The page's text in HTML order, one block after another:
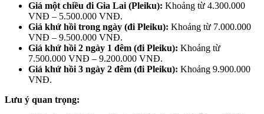
Giá một chiều đi Gia Lai (Pleiku): Khoảng từ 4.300.000
VNĐ – 5.500.000 VNĐ.
Giá khứ hồi trong ngày (đi Pleiku): Khoảng từ 7.000.000
VNĐ – 9.500.000 VNĐ.
Giá khứ hồi 2 ngày 1 đêm (đi Pleiku): Khoảng từ
7.500.000 VNĐ – 9.200.000 VNĐ.
Giá khứ hồi 3 ngày 2 đêm (đi Pleiku): Khoảng 9.900.000
VNĐ.
Lưu ý quan trọng: